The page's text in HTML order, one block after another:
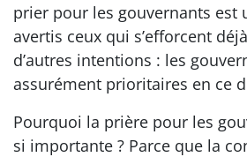
prier pour les gouvernants est
avertis ceux qui s’efforcent
d’autres intentions : les
assurément prioritaires en ce
Pourquoi la prière pour les
si importante ? Parce que la